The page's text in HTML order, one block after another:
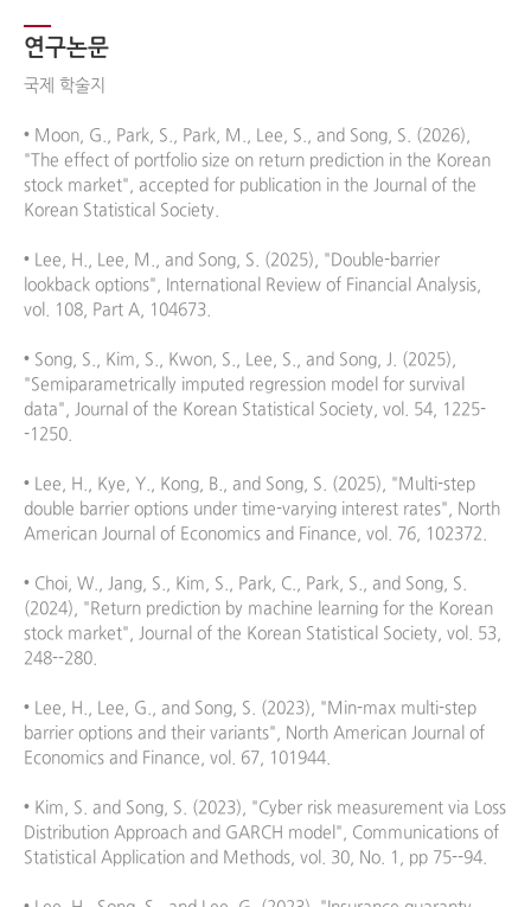
연구논문
국제 학술지
• Moon, G., Park, S., Park, M., Lee, S., and Song, S. (2026),
"The effect of portfolio size on return prediction in the Korean
stock market", accepted for publication in the Journal of the
Korean Statistical Society.
• Lee, H., Lee, M., and Song, S. (2025), "Double-barrier
lookback options", International Review of Financial Analysis,
vol. 108, Part A, 104673.
• Song, S., Kim, S., Kwon, S., Lee, S., and Song, J. (2025),
"Semiparametrically imputed regression model for survival
data", Journal of the Korean Statistical Society, vol. 54, 1225-
-1250.
• Lee, H., Kye, Y., Kong, B., and Song, S. (2025), "Multi-step
double barrier options under time-varying interest rates", North
American Journal of Economics and Finance, vol. 76, 102372.
• Choi, W., Jang, S., Kim, S., Park, C., Park, S., and Song, S.
(2024), "Return prediction by machine learning for the Korean
stock market", Journal of the Korean Statistical Society, vol. 53,
248--280.
• Lee, H., Lee, G., and Song, S. (2023), "Min-max multi-step
barrier options and their variants", North American Journal of
Economics and Finance, vol. 67, 101944.
• Kim, S. and Song, S. (2023), "Cyber risk measurement via Loss
Distribution Approach and GARCH model", Communications of
Statistical Application and Methods, vol. 30, No. 1, pp 75--94.